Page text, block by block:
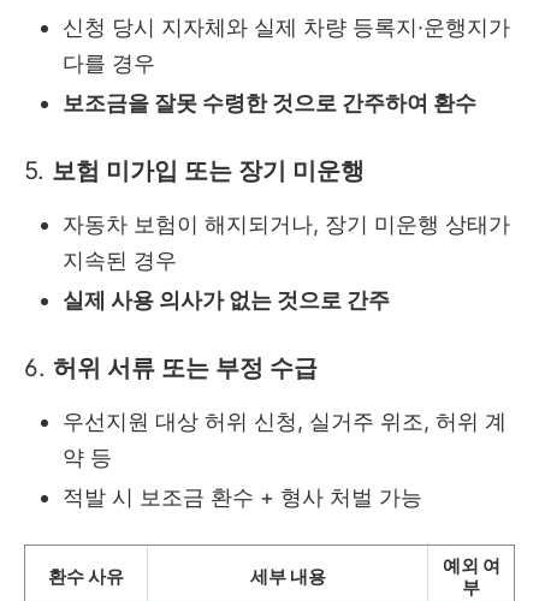
신청 당시 지자체와 실제 차량 등록지·운행지가
다를 경우
보조금을 잘못 수령한 것으로 간주하여 환수
5. 보험 미가입 또는 장기 미운행
자동차 보험이 해지되거나, 장기 미운행 상태가
지속된 경우
실제 사용 의사가 없는 것으로 간주
6. 허위 서류 또는 부정 수급
우선지원 대상 허위 신청, 실거주 위조, 허위 계
약 등
적발 시 보조금 환수 + 형사 처벌 가능
환수 사유 세부 내용
예외 여
부